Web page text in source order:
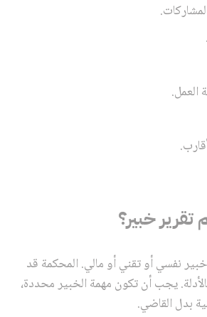
العمل.
خبير؟
نفسي أو تقني أو مالي. المحكمة قد
يجب أن تكون مهمة الخبير محددة،
بدل القاضي.